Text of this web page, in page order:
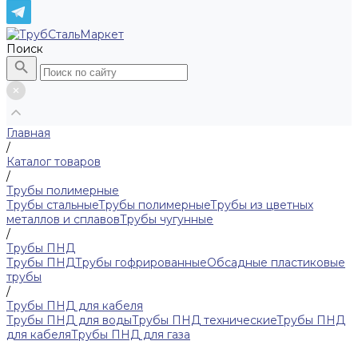
Поиск
Главная
/
Каталог товаров
/
Трубы полимерные
Трубы стальныеТрубы полимерныеТрубы из цветных
металлов и сплавовТрубы чугунные
/
Трубы ПНД
Трубы ПНДТрубы гофрированныеОбсадные пластиковые
трубы
/
Трубы ПНД для кабеля
Трубы ПНД для водыТрубы ПНД техническиеТрубы ПНД
для кабеляТрубы ПНД для газа